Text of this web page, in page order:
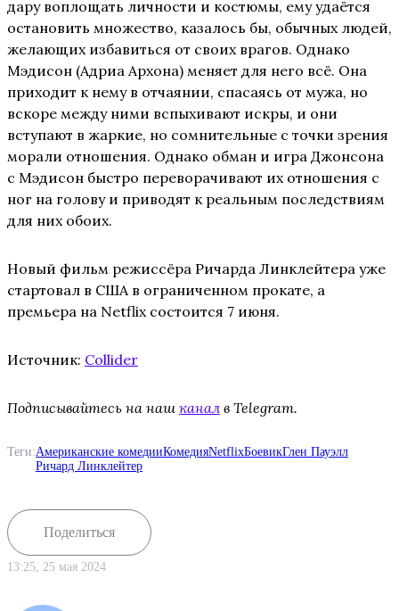
дару воплощать личности и костюмы, ему удаётся
остановить множество, казалось бы, обычных людей,
желающих избавиться от своих врагов. Однако
Мэдисон (Адриа Архона) меняет для него всё. Она
приходит к нему в отчаянии, спасаясь от мужа, но
вскоре между ними вспыхивают искры, и они
вступают в жаркие, но сомнительные с точки зрения
морали отношения. Однако обман и игра Джонсона
с Мэдисон быстро переворачивают их отношения с
ног на голову и приводят к реальным последствиям
для них обоих.
Новый фильм режиссёра Ричарда Линклейтера уже
стартовал в США в ограниченном прокате, а
премьера на Netflix состоится 7 июня.
Источник: Collider
Подписывайтесь на наш канал в Telegram.
Теги:Американские комедииКомедияNetflixБоевикГлен Пауэлл
Ричард Линклейтер
Поделиться
13:25, 25 мая 2024